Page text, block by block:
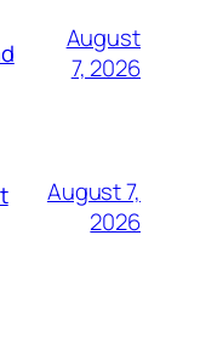
August
7, 2026
August 7,
2026